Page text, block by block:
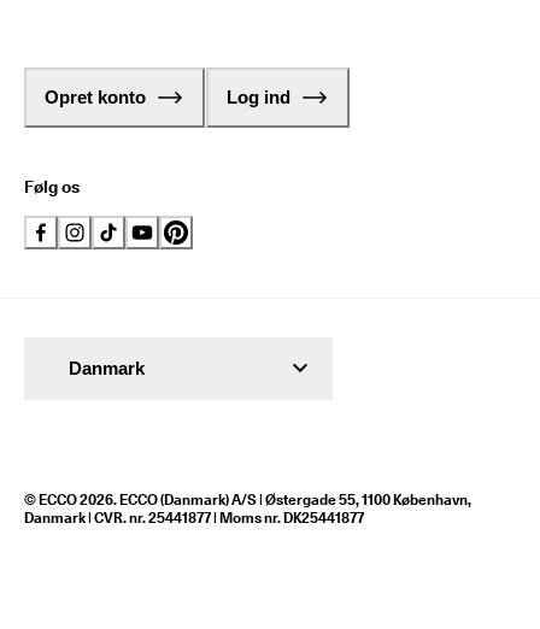
Opret konto Log ind
Følg os
© ECCO 2026. ECCO (Danmark) A/S | Østergade 55, 1100 København,
Danmark | CVR. nr. 25441877 | Moms nr. DK25441877
Danmark